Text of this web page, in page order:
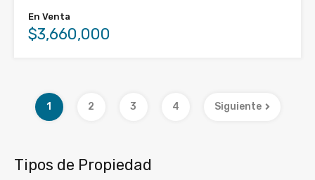
En Venta
$3,660,000
1 2 3 4 Siguiente
Tipos de Propiedad